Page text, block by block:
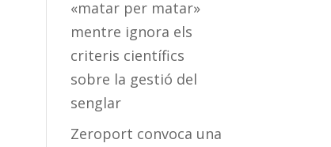
«matar per matar»
mentre ignora els
criteris científics
sobre la gestió del
senglar
Zeroport convoca una